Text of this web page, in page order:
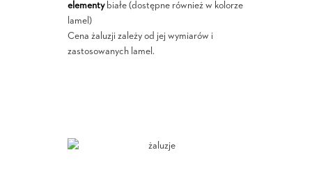
elementybiałe (dostępne również w kolorze
lamel)
Cena żaluzji zależy od jej wymiarów i
zastosowanych lamel.